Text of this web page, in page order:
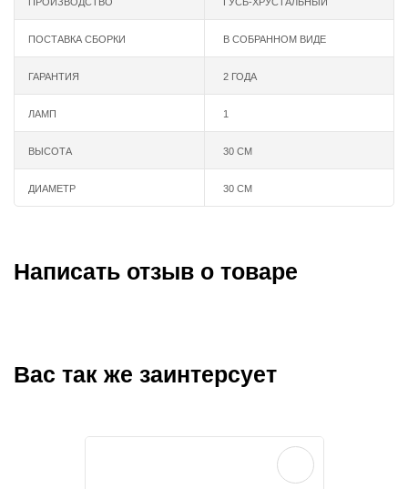
ПОСТАВКА СБОРКИ В СОБРАННОМ ВИДЕ
ГАРАНТИЯ 2 ГОДА
ЛАМП 1
ВЫСОТА 30 СМ
ДИАМЕТР 30 СМ
Написать отзыв о товаре
Вас так же заинтерсует